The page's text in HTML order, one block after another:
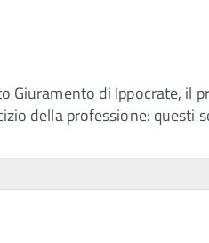
di Ippocrate, il
della professione: